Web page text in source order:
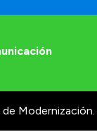
Modernización.